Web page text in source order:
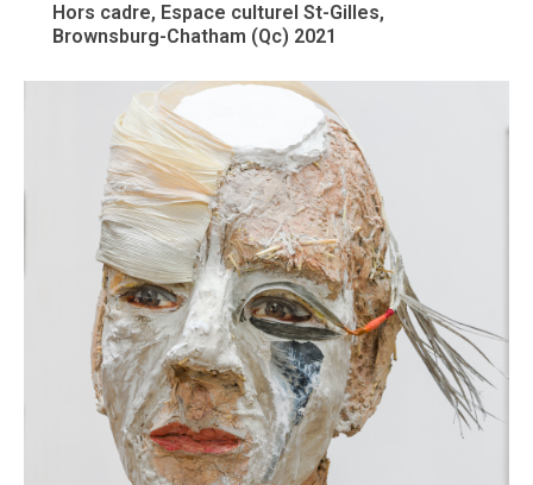
Hors cadre, Espace culturel St-Gilles,
Brownsburg-Chatham (Qc) 2021